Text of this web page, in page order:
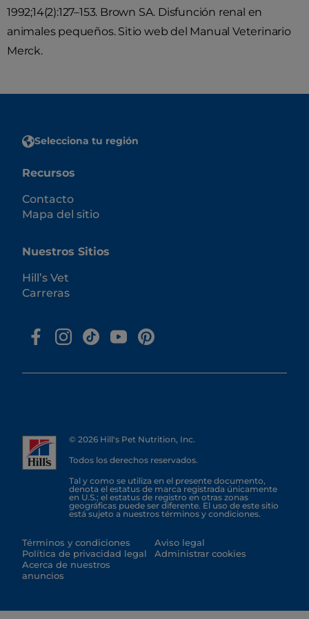
1992;14(2):127–153. Brown SA. Disfunción renal en
animales pequeños. Sitio web del Manual Veterinario
Merck.
Selecciona tu región
Recursos
Contacto
Mapa del sitio
Nuestros Sitios
Hill’s Vet
Carreras
© 2026 Hill's Pet Nutrition, Inc.
Todos los derechos reservados.
Tal y como se utiliza en el presente documento,
denota el estatus de marca registrada únicamente
en U.S.; el estatus de registro en otras zonas
geográficas puede ser diferente. El uso de este sitio
está sujeto a nuestros términos y condiciones.
Términos y condiciones
Política de privacidad legal
Acerca de nuestros
anuncios
Aviso legal
Administrar cookies